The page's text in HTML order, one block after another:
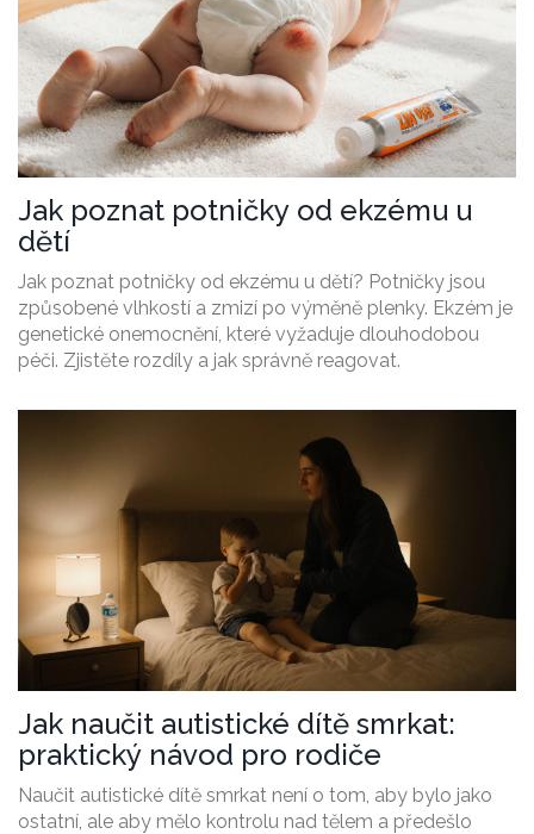
Jak poznat potničky od ekzému u
dětí
Jak poznat potničky od ekzému u dětí? Potničky jsou
způsobené vlhkostí a zmizí po výměně plenky. Ekzém je
genetické onemocnění, které vyžaduje dlouhodobou
péči. Zjistěte rozdíly a jak správně reagovat.
Jak naučit autistické dítě smrkat:
praktický návod pro rodiče
Naučit autistické dítě smrkat není o tom, aby bylo jako
ostatní, ale aby mělo kontrolu nad tělem a předešlo